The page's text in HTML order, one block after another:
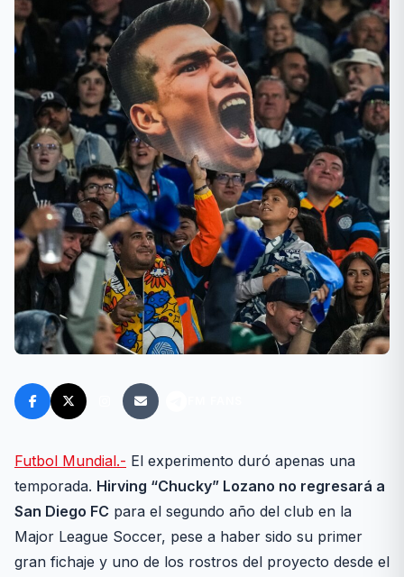
Futbol Mundial.- El experimento duró apenas una
temporada. Hirving “Chucky” Lozano no regresará a
San Diego FC para el segundo año del club en la
Major League Soccer, pese a haber sido su primer
gran fichaje y uno de los rostros del proyecto desde el